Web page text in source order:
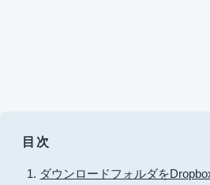
目次
ダウンロードフォルダを